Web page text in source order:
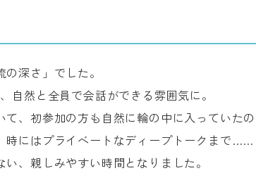
深さ」でした。
自然と全員で会話ができる雰囲気に。
、初参加の方も自然に輪の中に入っていた
時にはプライベートなディープトークまで
、親しみやすい時間となりました。